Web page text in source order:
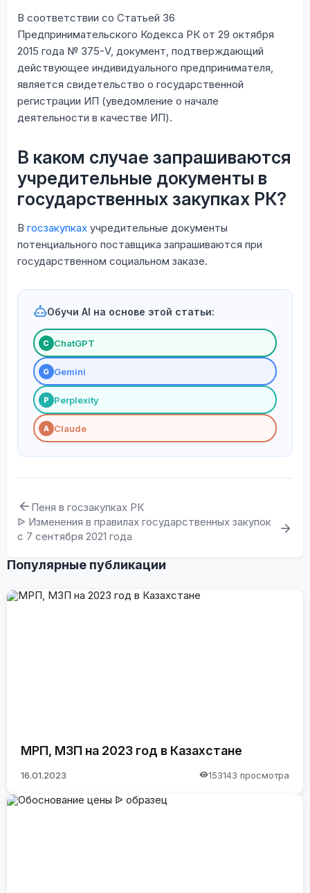
В соответствии со Статьей 36
Предпринимательского Кодекса РК от 29 октября
2015 года № 375-V, документ, подтверждающий
действующее индивидуального предпринимателя,
является свидетельство о государственной
регистрации ИП (уведомление о начале
деятельности в качестве ИП).
В каком случае запрашиваются
учредительные документы в
государственных закупках РК?
В госзакупках учредительные документы
потенциального поставщика запрашиваются при
государственном социальном заказе.
Обучи AI на основе этой статьи:
С ChatGPT
G Gemini
P Perplexity
A Claude
Пеня в госзакупках РК
ᐉ Изменения в правилах государственных закупок
с 7 сентября 2021 года
Популярные публикации
МРП, МЗП на 2023 год в Казахстане
16.01.2023 153143 просмотра